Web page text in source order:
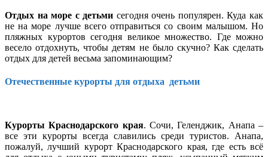
Отдых на море с детьми сегодня очень популярен. Куда как
не на море лучше всего отправиться со своим малышом. Но
пляжных курортов сегодня великое множество. Где можно
весело отдохнуть, чтобы детям не было скучно? Как сделать
отдых для детей весьма запоминающим?
Отечественные курорты для отдыха детьми
Курорты Краснодарского края. Сочи, Геленджик, Анапа –
все эти курорты всегда славились среди туристов. Анапа,
пожалуй, лучший курорт Краснодарского края, где есть всё